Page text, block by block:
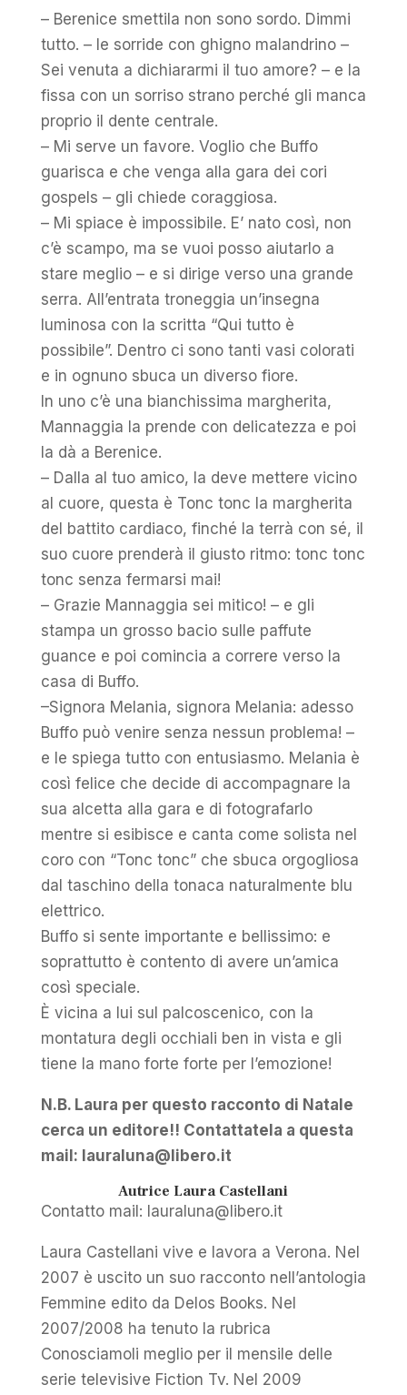
– Berenice smettila non sono sordo. Dimmi
tutto. – le sorride con ghigno malandrino –
Sei venuta a dichiararmi il tuo amore? – e la
fissa con un sorriso strano perché gli manca
proprio il dente centrale.
– Mi serve un favore. Voglio che Buffo
guarisca e che venga alla gara dei cori
gospels – gli chiede coraggiosa.
– Mi spiace è impossibile. E’ nato così, non
c’è scampo, ma se vuoi posso aiutarlo a
stare meglio – e si dirige verso una grande
serra. All’entrata troneggia un’insegna
luminosa con la scritta “Qui tutto è
possibile”. Dentro ci sono tanti vasi colorati
e in ognuno sbuca un diverso fiore.
In uno c’è una bianchissima margherita,
Mannaggia la prende con delicatezza e poi
la dà a Berenice.
– Dalla al tuo amico, la deve mettere vicino
al cuore, questa è Tonc tonc la margherita
del battito cardiaco, finché la terrà con sé, il
suo cuore prenderà il giusto ritmo: tonc tonc
tonc senza fermarsi mai!
– Grazie Mannaggia sei mitico! – e gli
stampa un grosso bacio sulle paffute
guance e poi comincia a correre verso la
casa di Buffo.
–Signora Melania, signora Melania: adesso
Buffo può venire senza nessun problema! –
e le spiega tutto con entusiasmo. Melania è
così felice che decide di accompagnare la
sua alcetta alla gara e di fotografarlo
mentre si esibisce e canta come solista nel
coro con “Tonc tonc” che sbuca orgogliosa
dal taschino della tonaca naturalmente blu
elettrico.
Buffo si sente importante e bellissimo: e
soprattutto è contento di avere un’amica
così speciale.
È vicina a lui sul palcoscenico, con la
montatura degli occhiali ben in vista e gli
tiene la mano forte forte per l’emozione!
N.B. Laura per questo racconto di Natale
cerca un editore!! Contattatela a questa
mail: lauraluna@libero.it
Autrice Laura Castellani
Contatto mail: lauraluna@libero.it
Laura Castellani vive e lavora a Verona. Nel
2007 è uscito un suo racconto nell’antologia
Femmine edito da Delos Books. Nel
2007/2008 ha tenuto la rubrica
Conosciamoli meglio per il mensile delle
serie televisive Fiction Tv. Nel 2009